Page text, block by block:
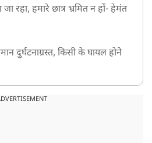
रहा, हमारे छात्र भ्रमित न हों- हेमंत
दुर्घटनाग्रस्त, किसी के घायल होने
पर बैठे छात्र नेता देवेंद्र महतो की